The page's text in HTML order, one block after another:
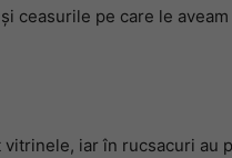
ceasurile pe care le
iar în rucsacuri au